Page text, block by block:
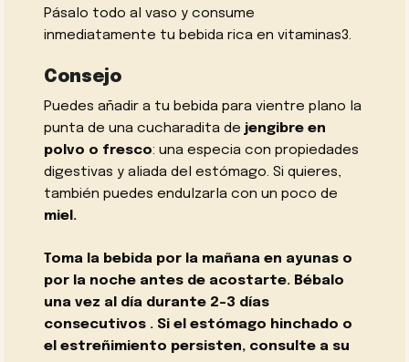
Pásalo todo al vaso y consume
inmediatamente tu bebida rica en vitaminas3.
Consejo
Puedes añadir a tu bebida para vientre plano la
punta de una cucharadita dejengibre en
polvo o fresco: una especia con propiedades
digestivas y aliada del estómago. Si quieres,
también puedes endulzarla con un poco de
miel.
Toma la bebida por la mañanaen ayunas o
por la noche antes de acostarte. Bébalo
una vez al día durante 2-3 días
consecutivos . Si el estómago hinchado o
el estreñimiento persisten, consulte a su